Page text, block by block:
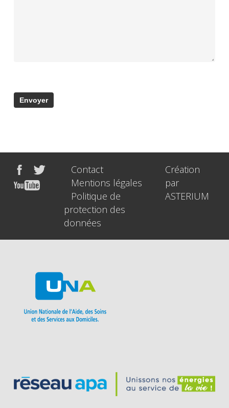
Contact
Mentions légales
Politique de
protection des
données
Création
par
ASTERIUM